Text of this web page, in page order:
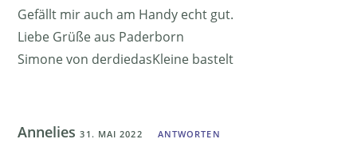
Gefällt mir auch am Handy echt gut.
Liebe Grüße aus Paderborn
Simone von derdiedasKleine bastelt
Annelies31. MAI 2022 ANTWORTEN